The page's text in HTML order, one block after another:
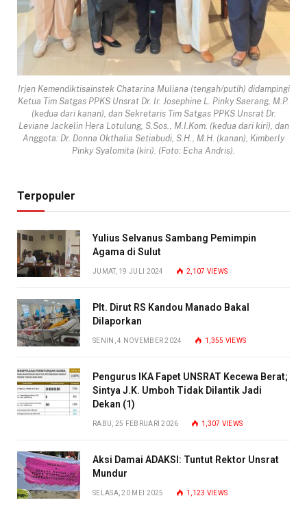
Irjen Kemendiktisainstek Chatarina Muliana (tengah/putih) didampingi
Ketua Tim Satgas PPKS Unsrat Dr. Ir. Josephine L. Pinky Saerang, M.P.
(kedua dari kanan), dan Sekretaris Tim Satgas PPKS Unsrat Dr.
Leviane Jackelin Hera Lotulung, S.Sos., M.I.Kom. (kedua dari kiri), dan
Anggota: Dr. Donna Okthalia Setiabudi, S.H., M.H. (kanan), Kimberly
Pinky Syalomita (kiri). (Foto: Echa Andris).
Terpopuler
Yulius Selvanus Sambang Pemimpin
Agama di Sulut
JUMAT, 19 JULI 2024 2,107 VIEWS
Plt. Dirut RS Kandou Manado Bakal
Dilaporkan
SENIN, 4 NOVEMBER 2024 1,355 VIEWS
Pengurus IKA Fapet UNSRAT Kecewa Berat;
Sintya J.K. Umboh Tidak Dilantik Jadi
Dekan (1)
RABU, 25 FEBRUARI 2026 1,307 VIEWS
Aksi Damai ADAKSI: Tuntut Rektor Unsrat
Mundur
SELASA, 20 MEI 2025 1,123 VIEWS